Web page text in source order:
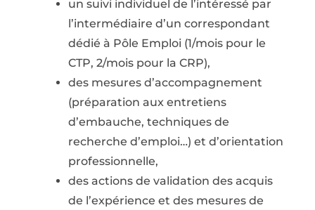
un suivi individuel de l’intéressé par
l’intermédiaire d’un correspondant
dédié à Pôle Emploi (1/mois pour le
CTP, 2/mois pour la CRP),
des mesures d’accompagnement
(préparation aux entretiens
d’embauche, techniques de
recherche d’emploi…) et d’orientation
professionnelle,
des actions de validation des acquis
de l’expérience et des mesures de